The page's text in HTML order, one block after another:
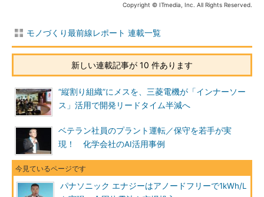
Copyright © ITmedia, Inc. All Rights Reserved.
モノづくり最前線レポート 連載一覧
新しい連載記事が 10 件あります
“縦割り組織”にメスを、三菱電機が「インナーソー
ス」活用で開発リードタイム半減へ
ベテラン社員のプラント運転／保守を若手が実
現！ 化学会社のAI活用事例
パナソニック エナジーはアノードフリーで1kWh/L